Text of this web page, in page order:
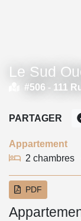
Le Sud
#506 - 111
Appartement
2 chambres
PARTAGER
PDF